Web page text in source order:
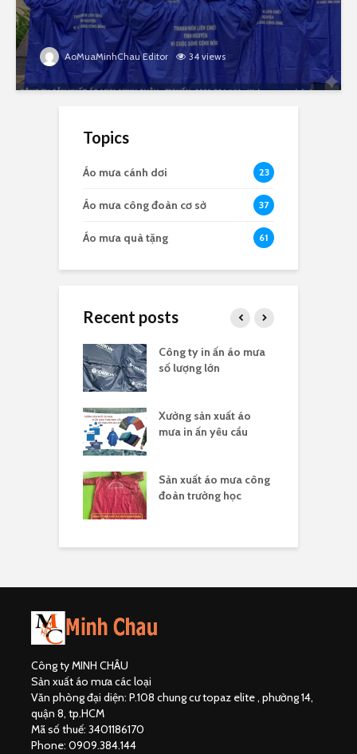
AoMuaMinhChau Editor 34 views
Topics
Áo mưa cánh dơi 23
Áo mưa công đoàn cơ sở 37
Áo mưa quà tặng 61
Recent posts
Công ty in ấn áo mưa
số lượng lớn
Xưởng sản xuất áo
mưa in ấn yêu cầu
Sản xuất áo mưa công
đoàn trường học
Công ty MINH CHÂU
Sản xuất áo mưa các loại
Văn phòng đại diện: P.108 chung cư topaz elite , phường 14,
quận 8, tp.HCM
Mã số thuế: 3401186170
Phone: 0909.384.144